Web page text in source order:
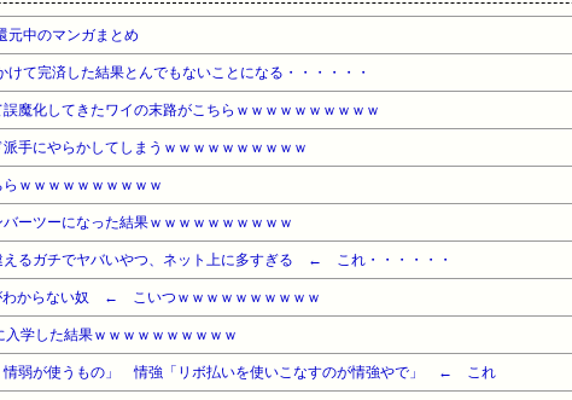
元中のマンガまとめ
けて完済した結果とんでもないことになる・・・・・・
誤魔化してきたワイの末路がこちらｗｗｗｗｗｗｗｗｗｗ
手にやらかしてしまうｗｗｗｗｗｗｗｗｗｗ
ｗｗｗｗｗｗｗｗｗｗ
ーツーになった結果ｗｗｗｗｗｗｗｗｗｗ
えるガチでヤバいやつ、ネット上に多すぎる ← これ・・・・・・
わからない奴 ← こいつｗｗｗｗｗｗｗｗｗｗ
入学した結果ｗｗｗｗｗｗｗｗｗｗ
情弱が使うもの」 情強「リボ払いを使いこなすのが情強やで」 ← これ